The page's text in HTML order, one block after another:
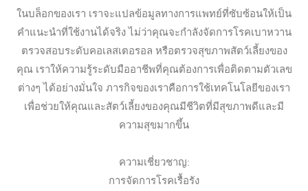
ในบล็อกของเรา เราจะแปลข้อมูลทางการแพทย์ที่ซับซ้อนให้เป็น
คำแนะนำที่ใช้งานได้จริง ไม่ว่าคุณจะกำลังจัดการโรคเบาหวาน
ตรวจสอบระดับคอเลสเตอรอล หรือตรวจสุขภาพสัตว์เลี้ยงของ
คุณ เราให้ความรู้ระดับมืออาชีพที่คุณต้องการเพื่อติดตามตัวเลข
ต่างๆ ได้อย่างมั่นใจ ภารกิจของเราคือการใช้เทคโนโลยีของเรา
เพื่อช่วยให้คุณและสัตว์เลี้ยงของคุณมีชีวิตที่มีสุขภาพดีและมี
ความสุขมากขึ้น
ความเชี่ยวชาญ:
การจัดการโรคเรื้อรัง